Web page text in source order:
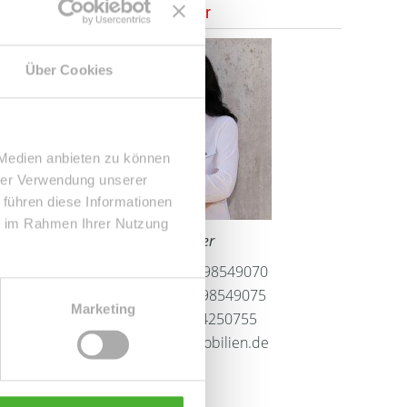
Über Cookies
anbieten zu können
Verwendung unserer
diese Informationen
Rahmen Ihrer Nutzung
Marketing
Ansprechpartner
Frau Peggy Günther
Telefon: 004934298549070
Telefax: 004934298549075
Mobil: 004915254250755
info@le-apis-immobilien.de
Downloads